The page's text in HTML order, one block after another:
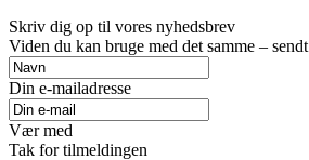
Skriv dig op til vores nyhedsbrev
Viden du kan bruge med det samme –
Din e-mailadresse
Vær med
Tak for tilmeldingen